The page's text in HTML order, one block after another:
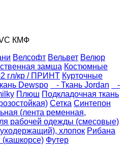
КМФ
Велсофт Вельвет Велюр
замша Костюмные
гл/кр / ПРИНТ Курточные
Dewspo - Ткань Jordan
-
Плюш Подкладочная ткань
Сетка Синтепон
(лента ременная,
рабочей одежды (смесовые)
хлопок Рибана
(кашкорсе) Футер